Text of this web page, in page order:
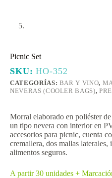
Picnic Set
SKU:HO-352
CATEGORÍAS: BAR Y VINO,
NEVERAS (COOLER BAGS),
Morral elaborado en poliéster
un tipo nevera con interior en
accesorios para picnic, cuenta
cremallera, dos mallas laterales,
alimentos seguros.
A partir 30 unidades +